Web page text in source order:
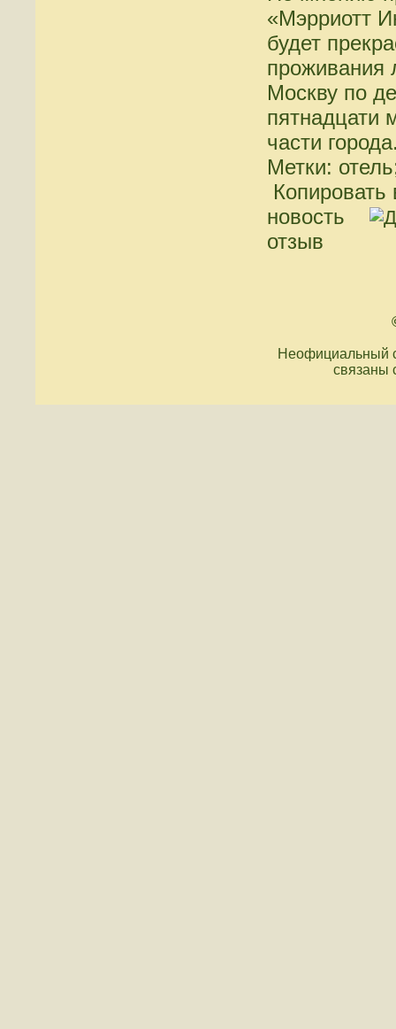
«Мэрриотт
будет
проживания
Москву по
пятнадцати
части
Метки:
Копировать
новость
отзыв
Неофициальный
связаны